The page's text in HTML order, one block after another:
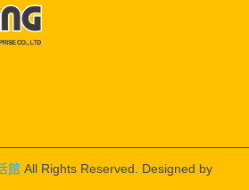
館 All Rights Reserved.
Designed by